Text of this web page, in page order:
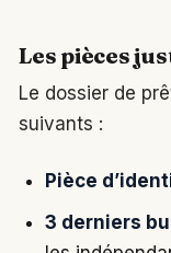
Les pièces
Le dossier de
suivants :
Pièce
3 derniers